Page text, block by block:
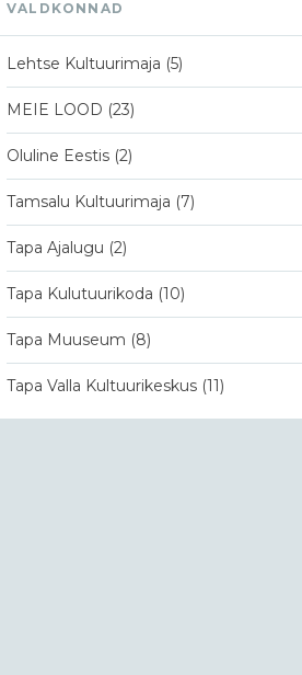
VALDKONNAD
Lehtse Kultuurimaja (5)
MEIE LOOD (23)
Oluline Eestis (2)
Tamsalu Kultuurimaja (7)
Tapa Ajalugu (2)
Tapa Kulutuurikoda (10)
Tapa Muuseum (8)
Tapa Valla Kultuurikeskus (11)